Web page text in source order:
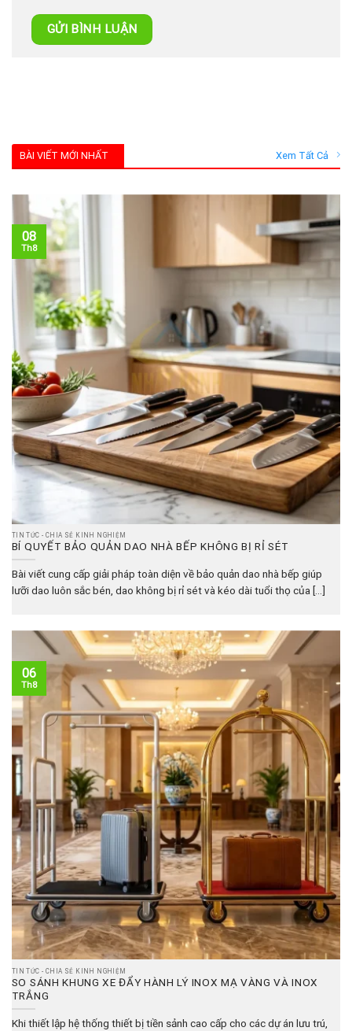
BÀI VIẾT MỚI NHẤT Xem Tất Cả
TIN TỨC - CHIA SẺ KINH NGHIỆM
BÍ QUYẾT BẢO QUẢN DAO NHÀ BẾP KHÔNG BỊ RỈ SÉT
Bài viết cung cấp giải pháp toàn diện về bảo quản dao nhà bếp giúp
lưỡi dao luôn sắc bén, dao không bị rỉ sét và kéo dài tuổi thọ của [...]
08
Th8
TIN TỨC - CHIA SẺ KINH NGHIỆM
SO SÁNH KHUNG XE ĐẨY HÀNH LÝ INOX MẠ VÀNG VÀ INOX
TRẮNG
Khi thiết lập hệ thống thiết bị tiền sảnh cao cấp cho các dự án lưu trú,
06
Th8